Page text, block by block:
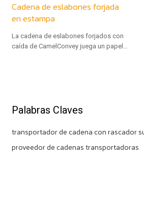
Cadena de eslabones forjada
en estampa
La cadena de eslabones forjados con
caída de CamelConvey juega un papel
Palabras Claves
transportador de cadena con rascador
proveedor de cadenas transportadoras